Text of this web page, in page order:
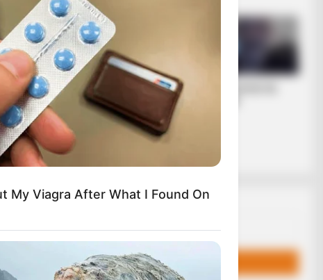
και
κτίρια ή
τα
Οι ουκρανικές
αντεπιθέσεις και η
ρωσική
στρατηγική που
θυμίζει το Κουρσκ-
My Viagra After What I Found On